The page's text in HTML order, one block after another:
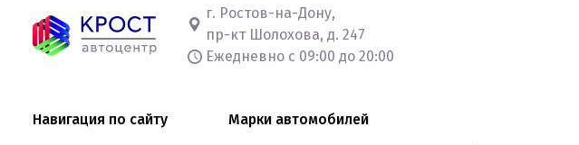
г. Ростов-на-Дону,
пр-кт Шолохова, д. 247
Ежедневно с 09:00 до 20:00
Навигация по сайту Марки автомобилей